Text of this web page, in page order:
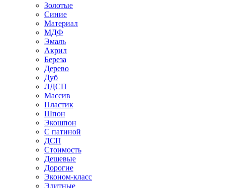
Золотые
Синие
Материал
МДФ
Эмаль
Акрил
Береза
Дерево
Дуб
ЛДСП
Массив
Пластик
Шпон
Экошпон
С патиной
ДСП
Стоимость
Дешевые
Дорогие
Эконом-класс
Элитные